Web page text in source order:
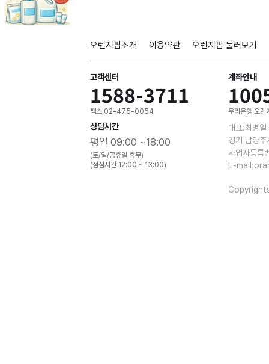
오렌지팜소개 이용약관 오렌지팜 둘러보기
고객센터
1588-3711
팩스 02-475-0054
상담시간
평일 09:00 ~18:00
(토/일/공휴일 휴무)
(점심시간 12:00 ~ 13:00)
계좌안내
우리은행 오렌
대표:최병
경기 남양
사업자등
E-